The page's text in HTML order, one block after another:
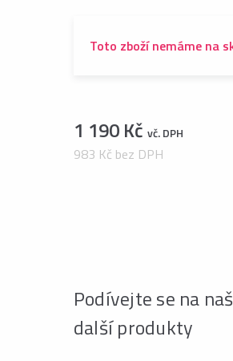
Toto zboží nemáme na
1 190 Kč vč. DPH
983 Kč bez DPH
Podívejte se na
další produkty